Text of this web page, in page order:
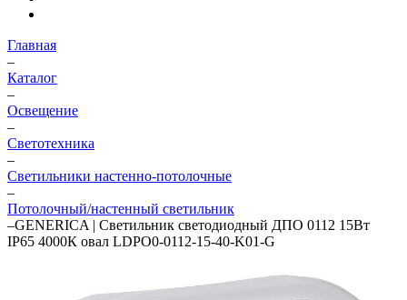
Главная
–
Каталог
–
Освещение
–
Светотехника
–
Светильники настенно-потолочные
–
Потолочный/настенный светильник
–GENERICA | Светильник светодиодный ДПО 0112 15Вт
IP65 4000К овал LDPO0-0112-15-40-K01-G